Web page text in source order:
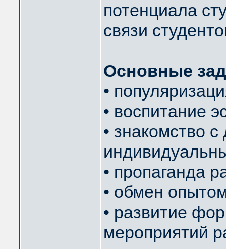
потенциала
связи
Основные
•
• воспитание
• знакомство
• пропаганда
• обмен
• развитие
мероприятий